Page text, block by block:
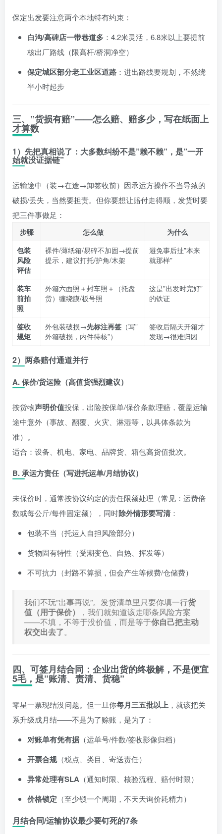
保定出发要注意两个本地特有约束：
白沟/高碑店一带巷道多 ：4.2米灵活，6.8米以上要提前
核出厂路线（限高杆/桥洞净空）
保定城区部分老工业区道路 ：进出路线要规划，不然绕
半小时起步
三、”货损有赔”——怎么赔、赔多少，写在纸面上
才算数
1）先把真相说了：大多数纠纷不是”赖不赖”，是”一开
始就没证据链”
运输途中（装→在途→卸签收前）因承运方操作不当导致的
破损/丢失，当然要担责。但你要想让赔付走得顺，发货时要
把三件事做足：
步骤 怎么做
为什么
包装
风险
评估
裸件/薄纸箱/易碎不加固→提前
提示，建议打托/护角/木架
避免事后扯”本来
就那样”
装车
前拍
照
外箱六面照＋封车照＋（托盘
货）缠绕膜/板号照
这是”出发时完好”
的铁证
签收
规矩
外包装破损→先标注再签 （写”
外箱破损，内件待核”）
签收后隔天开箱才
发现→很难归因
2）两条赔付通道并行
A. 保价/货运险（高值货强烈建议）
按货物声明价值投保，出险按保单/保价条款理赔，覆盖运输
途中意外（事故、翻覆、火灾、淋湿等，以具体条款为
准）。
适合：设备、机电、家电、品牌货、箱包高货值批次。
B. 承运方责任（写进托运单/月结协议）
未保价时，通常按协议约定的责任限额处理（常见：运费倍
数或每公斤/每件固定额），同时除外情形要写清 ：
包装不当（托运人自担风险部分）
货物固有特性（受潮变色、自热、挥发等）
不可抗力（封路不算损，但会产生等候费/仓储费）
我们不玩”出事再说”。发货清单里只要你填一行货
值（用于保价）
，我们就知道该走哪条风险方案
——不填，不等于没价值，而是等于你自己把主动
权交出去了。
四、可签月结合同：企业出货的终极解，不是便宜
5毛，是”账清、责清、货稳”
零星一票现结没问题。但一旦你每月三五批以上 ，就该把关
系升级成月结——不是为了赊账，是为了：
对账单有凭有据 （运单号/件数/签收影像归档）
开票合规（税点、类目、寄送责任）
异常处理有SLA （通知时限、核验流程、赔付时限）
价格锁定 （至少锁一个周期，不天天询价耗精力）
月结合同/运输协议最少要钉死的7条